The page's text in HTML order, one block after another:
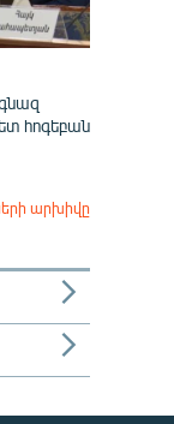
հոգեբան
արխիվը